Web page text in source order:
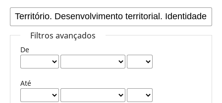
Filtros avançados
De
Até